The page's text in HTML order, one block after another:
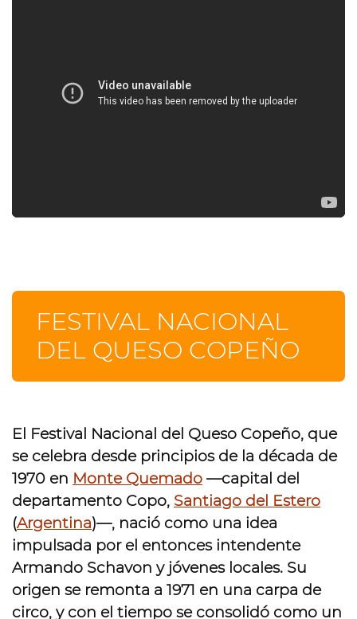
FESTIVAL NACIONAL
DEL QUESO COPEÑO
El Festival Nacional del Queso Copeño, que
se celebra desde principios de la década de
1970 en Monte Quemado —capital del
departamento Copo, Santiago del Estero
(Argentina)—, nació como una idea
impulsada por el entonces intendente
Armando Schavon y jóvenes locales. Su
origen se remonta a 1971 en una carpa de
circo, y con el tiempo se consolidó como un